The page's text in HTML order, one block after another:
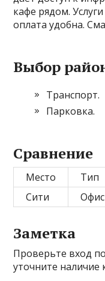
кафе рядом.
оплата удобна.
Выбор
Транспорт.
Парковка.
Сравнение
Место
Тип
Сити
Офис
Заметка
Проверьте вход
уточните наличие